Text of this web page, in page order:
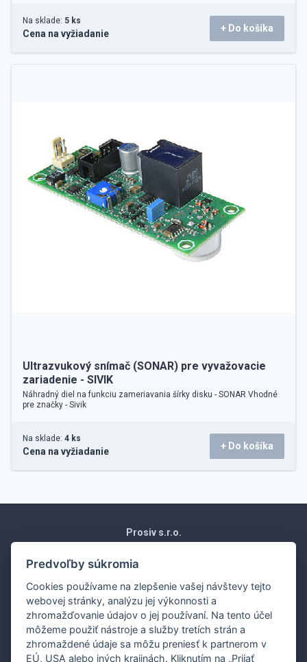
Na sklade: 5 ks
Cena na vyžiadanie + Do košíka
Ultrazvukový snímač (SONAR) pre vyvažovacie
zariadenie - SIVIK
Náhradný diel na funkciu zameriavania šírky disku - SONAR Vhodné
pre značky - Sivik
Na sklade: 4 ks
Cena na vyžiadanie + Do košíka
Prosiv s.r.o.
Vráble 952 01
Obchodné podmienky
Ochrana osobných údajov
Nákup na splátky
Dodanie
Ekonomické oddelenie:0907 243 648
Predvoľby súkromia
Cookies používame na zlepšenie vašej návštevy tejto
webovej stránky, analýzu jej výkonnosti a
zhromažďovanie údajov o jej používaní. Na tento účel
môžeme použiť nástroje a služby tretích strán a
zhromaždené údaje sa môžu preniesť k partnerom v
EÚ, USA alebo iných krajinách. Kliknutím na „Prijať